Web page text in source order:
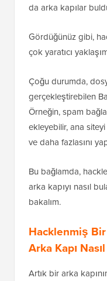
da arka kapılar
Gördüğünüz gibi,
çok yaratıcı
Çoğu durumda,
gerçekleştirebilen
Örneğin, spam
ekleyebilir, ana
ve daha fazlasını
Bu bağlamda,
arka kapıyı nasıl
bakalım.
Hacklenmiş
Arka Kapı
Artık bir arka